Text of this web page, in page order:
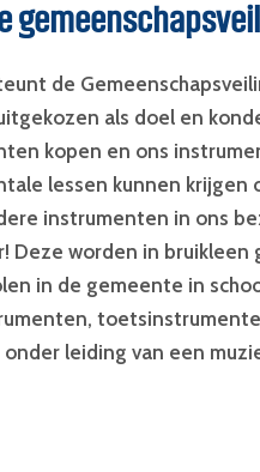
de
als doel en
kopen en ons
lessen kunnen krijgen
instrumenten in ons
Deze worden in bruikleen
in de gemeente in
onder leiding van een